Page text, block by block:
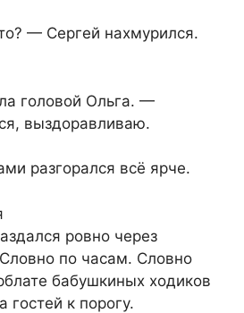
— Сергей нахмурился.
головой Ольга. —
выздоравливаю.
разгорался всё ярче.
ровно через
по часам. Словно
бабушкиных ходиков
гостей к порогу.